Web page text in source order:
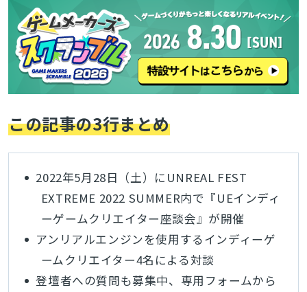
この記事の3行まとめ
2022年5月28日（土）にUNREAL FEST
EXTREME 2022 SUMMER内で『UEインディ
ーゲームクリエイター座談会』が開催
アンリアルエンジンを使用するインディーゲ
ームクリエイター4名による対談
登壇者への質問も募集中、専用フォームから